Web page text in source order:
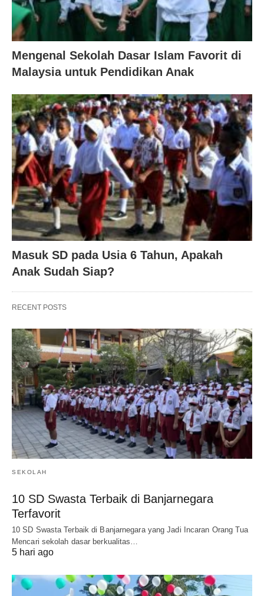
Mengenal Sekolah Dasar Islam Favorit di
Malaysia untuk Pendidikan Anak
Masuk SD pada Usia 6 Tahun, Apakah
Anak Sudah Siap?
RECENT POSTS
SEKOLAH
10 SD Swasta Terbaik di Banjarnegara
Terfavorit
10 SD Swasta Terbaik di Banjarnegara yang Jadi Incaran Orang Tua
Mencari sekolah dasar berkualitas…
5 hari ago